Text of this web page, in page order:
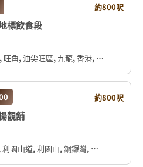
約800呎
標飲食段
角, 油尖旺區, 九龍, 香港, 中国
約800呎
靚舖
道, 利園山, 銅鑼灣, 灣仔區, 香港島, 香港, 中国